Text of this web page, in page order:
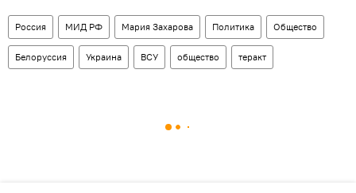
Россия МИД РФ Мария Захарова Политика Общество
Белоруссия Украина ВСУ общество теракт